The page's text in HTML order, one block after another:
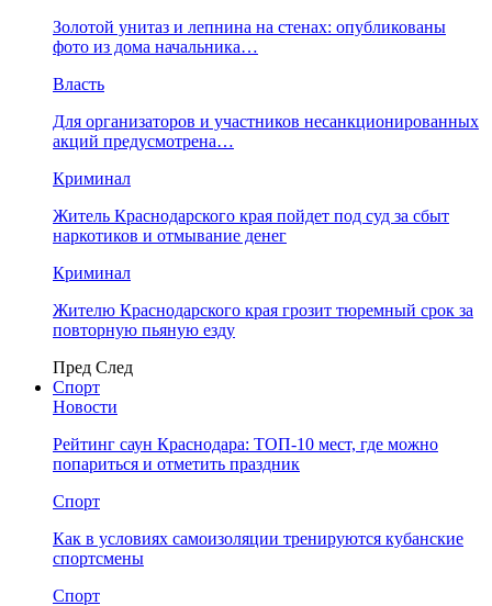
​Золотой унитаз и лепнина на стенах: опубликованы
фото из дома начальника…
Власть
Для организаторов и участников несанкционированных
акций предусмотрена…
Криминал
Житель Краснодарского края пойдет под суд за сбыт
наркотиков и отмывание денег
Криминал
Жителю Краснодарского края грозит тюремный срок за
повторную пьяную езду
Пред След
Спорт
Новости
Рейтинг саун Краснодара: ТОП-10 мест, где можно
попариться и отметить праздник
Спорт
Как в условиях самоизоляции тренируются кубанские
спортсмены
Спорт